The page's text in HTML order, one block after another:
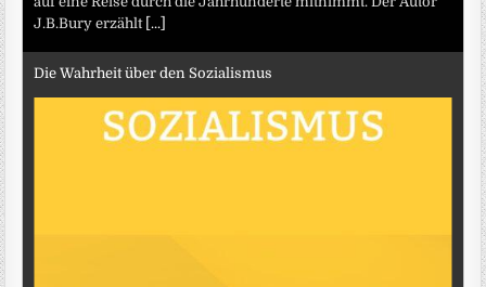
J.B.Bury erzählt [...]
Die Wahrheit über den Sozialismus